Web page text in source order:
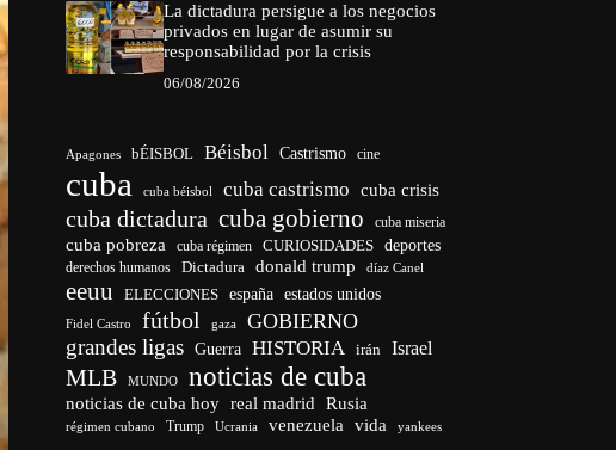
La dictadura persigue a los negocios
privados en lugar de asumir su
responsabilidad por la crisis
06/08/2026
Apagones bÉISBOL Béisbol Castrismo cine
cuba cuba béisbol cuba castrismo cuba crisis
cuba dictadura cuba gobierno cuba miseria
cuba pobreza cuba régimen CURIOSIDADES deportes
derechos humanos Dictadura donald trump díaz Canel
eeuu ELECCIONES españa estados unidos
Fidel Castro fútbol gaza GOBIERNO
grandes ligas Guerra HISTORIA irán Israel
MLB MUNDO noticias de cuba
noticias de cuba hoy real madrid Rusia
régimen cubano Trump Ucrania venezuela vida yankees